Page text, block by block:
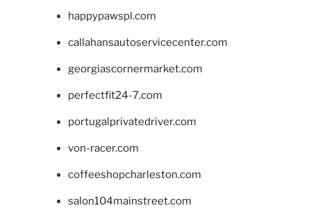
happypawspl.com
callahansautoservicecenter.com
georgiascornermarket.com
perfectfit24-7.com
portugalprivatedriver.com
von-racer.com
coffeeshopcharleston.com
salon104mainstreet.com